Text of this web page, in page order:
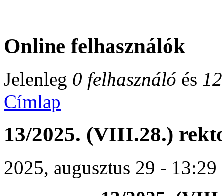
Online felhasználók
Jelenleg 0 felhasználó és
Címlap
13/2025. (VIII.28.)
2025, augusztus 29 -